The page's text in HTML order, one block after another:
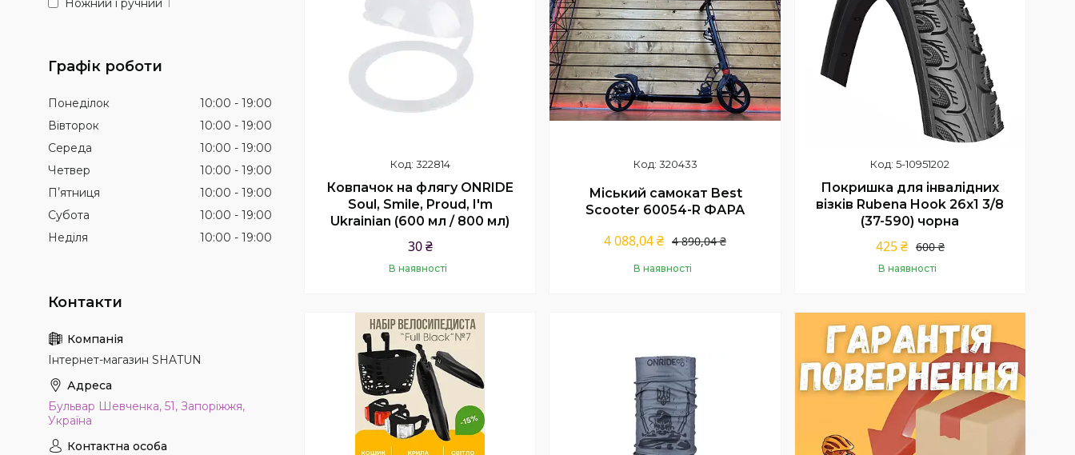
322814
Ковпачок на флягу ONRIDE
Soul, Smile, Proud, I'm
Ukrainian (600 мл / 800 мл)
30 ₴
В наявності
Купити
320433
Міський самокат Best
Scooter 60054-R ФАРА
4 890,04 ₴
4 088,04 ₴
В наявності
5-10951202
Покришка для інвалідних
візків Rubena Hook 26x1 3/8
(37-590) чорна
600 ₴
425 ₴
В наявності
Ножний і ручний 1
Графік роботи
Понеділок 10:00
19:00
Вівторок
10:00
19:00
Середа
10:00
19:00
Четвер
10:00
19:00
Пʼятниця
10:00
19:00
Субота
10:00
19:00
Неділя
10:00 19:00
Інтернет-магазин SHATUN
Бульвар Шевченка, 51, Запоріжжя,
Україна